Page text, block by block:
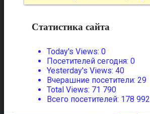
Статистика сайта
Today's Views: 0
Посетителей сегодня: 0
Yesterday's Views: 40
Вчерашние посетители: 29
Total Views: 71 790
Всего посетителей: 178 992